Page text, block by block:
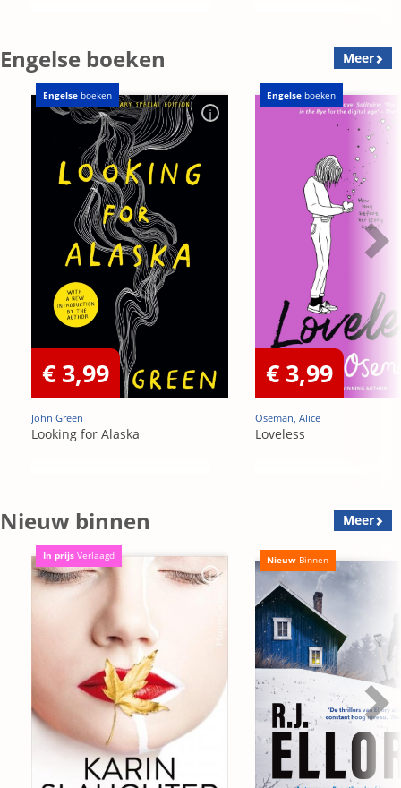
Engelse boeken Meer
Engelse boeken
€ 3,99
John Green
Looking for Alaska
Engelse boeken
€ 3,99
Oseman, Alice
Loveless
Nieuw binnen Meer
In prijs Verlaagd Nieuw Binnen